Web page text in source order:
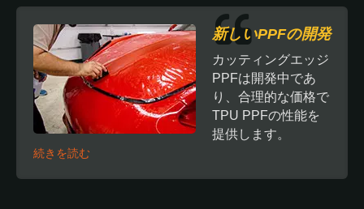
新しいPPFの開発
カッティングエッジ
PPFは開発中であ
り、合理的な価格で
TPU PPFの性能を
提供します。
続きを読む